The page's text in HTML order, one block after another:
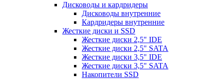
Дисководы и кардридеры
Дисководы внутренние
Кардридеры внутренние
Жесткие диски и SSD
Жесткие диски 2,5" IDE
Жесткие диски 2,5" SATA
Жесткие диски 3,5" IDE
Жесткие диски 3,5" SATA
Накопители SSD